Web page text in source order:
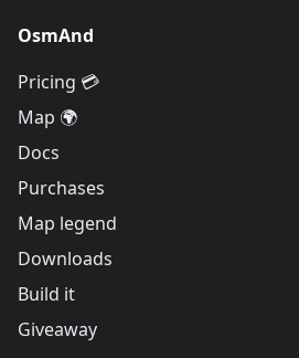
OsmAnd
Pricing 💳
Map 🌍
Docs
Purchases
Map legend
Downloads
Build it
Giveaway